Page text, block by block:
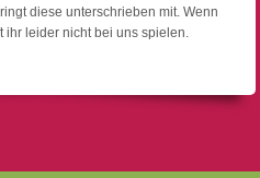
diese unterschrieben mit. Wenn
ihr leider nicht bei uns spielen.